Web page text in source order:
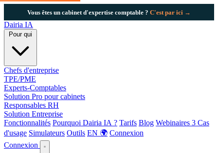
Vous êtes un cabinet d'expertise comptable ? C'est par ici →
Dairia IA
Chefs d'entreprise
TPE/PME
Experts-Comptables
Solution Pro pour cabinets
Responsables RH
Solution Entreprise
Fonctionnalités Pourquoi Dairia IA ? Tarifs Blog Webinaires 3 Cas
d'usage Simulateurs Outils EN 🌍 Connexion
Connexion